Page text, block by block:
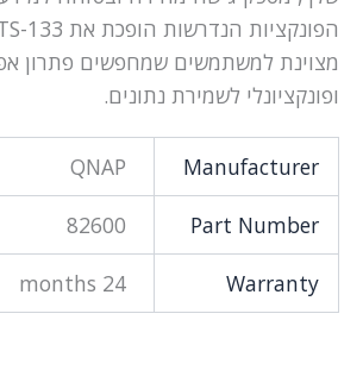
מצוינת למשתמשים שמחפשים פתרון
ופונקציונלי לשמירת נתונים.
Manufacturer
QNAP
Part Number
82600
Warranty
24 months